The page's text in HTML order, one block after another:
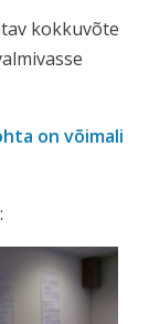
kokkuvõte
on võimali